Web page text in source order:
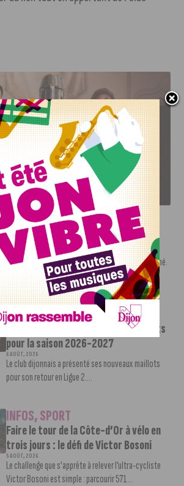
SES NOUVEAUX MAILLOTS POUR LA
INFOS,SPORT
Nouvelle arrivée à la JDA Basket,
Shevon Thompson est dijonnais
7 AOÛT, 2026
Le mercato estival de la JDA n’est pas encore terminé.
Une nouvelle recrue vient...
INFOS,SPORT
Le DFCO dévoile ses nouveaux maillots
pour la saison 2026-2027
6 AOÛT, 2026
Le club dijonnais a présenté ses nouveaux maillots
pour son retour en Ligue 2....
INFOS,SPORT
Faire le tour de la Côte-d’Or à vélo en
trois jours : le défi de Victor Bosoni
5 AOÛT, 2026
Le challenge que s’apprête à relever l’ultra-cycliste
Victor Bosoni est simple : parcourir 571...